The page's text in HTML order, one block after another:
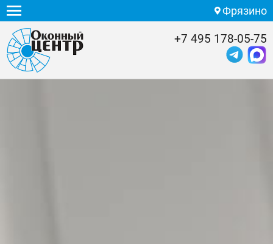
Фрязино
+7 495 178-05-75